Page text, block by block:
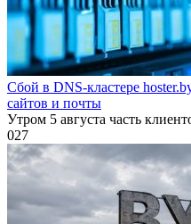
Сбой в DNS-кластере
сайтов и почты
Утром 5 августа часть
027